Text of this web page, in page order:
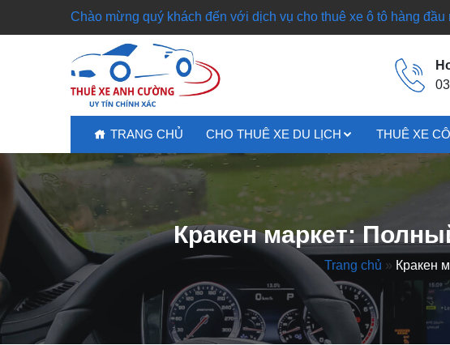
Chào mừng quý khách đến với dịch vụ cho thuê xe ô tô hàng đầu
TRANG CHỦ CHO THUÊ XE DU LỊCH THUÊ XE
Кракен маркет:
Trang chủ » Кракен